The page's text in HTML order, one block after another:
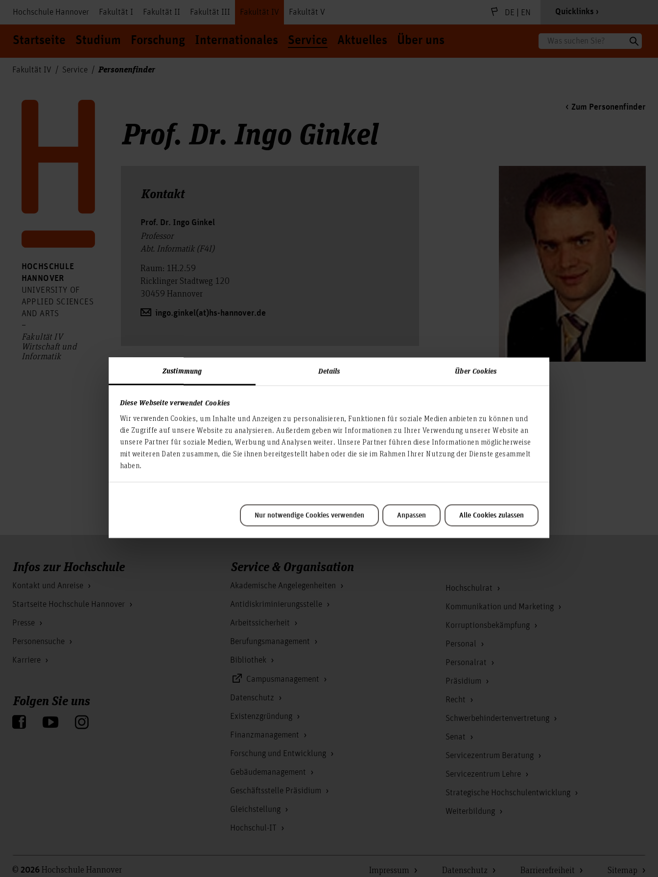
Zustimmung Details Über Cookies
Diese Webseite verwendet Cookies
Wir verwenden Cookies, um Inhalte und Anzeigen zu personalisieren, Funktionen für soziale Medien anbieten zu können und
die Zugriffe auf unsere Website zu analysieren. Außerdem geben wir Informationen zu Ihrer Verwendung unserer Website an
unsere Partner für soziale Medien, Werbung und Analysen weiter. Unsere Partner führen diese Informationen möglicherweise
mit weiteren Daten zusammen, die Sie ihnen bereitgestellt haben oder die sie im Rahmen Ihrer Nutzung der Dienste gesammelt
haben.
Nur notwendige Cookies verwenden Anpassen Alle Cookies zulassen
Hochschule Hannover Fakultät I Fakultät II Fakultät III Fakultät IV Fakultät V DE | EN Quicklinks
Startseite Studium Forschung Internationales Service Aktuelles Über uns Suche
Fakultät IV Service Personenfinder
HOCHSCHULE
HANNOVER
UNIVERSITY OF
APPLIED SCIENCES
AND ARTS
–
Fakultät IV
Wirtschaft und
Informatik
Zum Personenfinder
Prof. Dr. Ingo Ginkel
Kontakt
Prof. Dr. Ingo Ginkel
Professor
Abt. Informatik (F4I)
Raum: 1H.2.59
Ricklinger Stadtweg 120
30459 Hannover
ingo.ginkel(at)hs-hannover.de
HsH Gremien
Vertretung im Prüfungsausschuss
Infos zur Hochschule
Kontakt und Anreise
Startseite Hochschule Hannover
Presse
Personensuche
Karriere
Folgen Sie uns
Service & Organisation
Akademische Angelegenheiten
Antidiskriminierungsstelle
Arbeitssicherheit
Berufungsmanagement
Bibliothek
Campusmanagement
Datenschutz
Existenzgründung
Finanzmanagement
Forschung und Entwicklung
Gebäudemanagement
Geschäftsstelle Präsidium
Gleichstellung
Hochschul-IT
Hochschulrat
Kommunikation und Marketing
Korruptionsbekämpfung
Personal
Personalrat
Präsidium
Recht
Schwerbehindertenvertretung
Senat
Servicezentrum Beratung
Servicezentrum Lehre
Strategische Hochschulentwicklung
Weiterbildung
© 2026 Hochschule Hannover Impressum Datenschutz Barrierefreiheit Sitemap